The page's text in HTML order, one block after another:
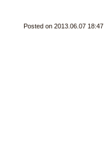
Posted on 2013.06.07 18:47